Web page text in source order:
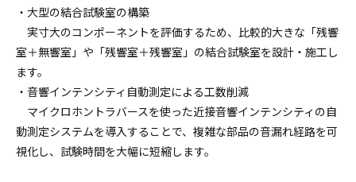
・大型の結合試験室の構築
実寸大のコンポーネントを評価するため、比較的大きな「残響
室＋無響室」や「残響室＋残響室」の結合試験室を設計・施工し
ます。
・音響インテンシティ自動測定による工数削減
マイクロホントラバースを使った近接音響インテンシティの自
動測定システムを導入することで、複雑な部品の音漏れ経路を可
視化し、試験時間を大幅に短縮します。